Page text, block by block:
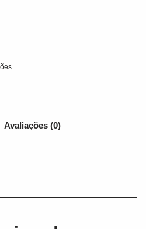
Avaliações (0)